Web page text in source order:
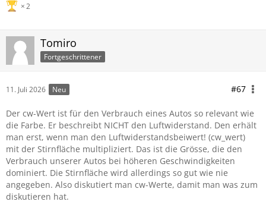
2
Tomiro
Fortgeschrittener
11. Juli 2026 Neu #67
Der cw-Wert ist für den Verbrauch eines Autos so relevant wie
die Farbe. Er beschreibt NICHT den Luftwiderstand. Den erhält
man erst, wenn man den Luftwiderstandsbeiwert! (cw_wert)
mit der Stirnfläche multipliziert. Das ist die Grösse, die den
Verbrauch unserer Autos bei höheren Geschwindigkeiten
dominiert. Die Stirnfläche wird allerdings so gut wie nie
angegeben. Also diskutiert man cw-Werte, damit man was zum
diskutieren hat.